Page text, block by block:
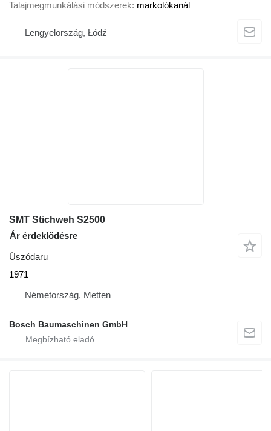
Talajmegmunkálási módszerek markolókanál
Lengyelország, Łódź
SMT Stichweh S2500
Ár érdeklődésre
Úszódaru
1971
Németország, Metten
Bosch Baumaschinen GmbH